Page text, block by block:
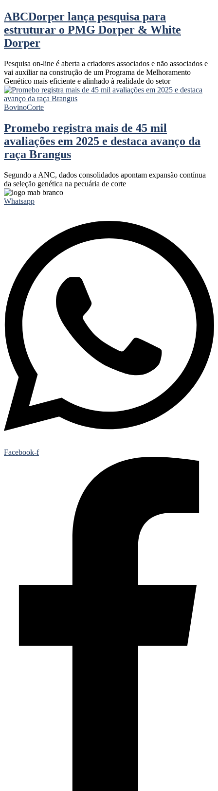
ABCDorper lança pesquisa para
estruturar o PMG Dorper & White
Dorper
Pesquisa on-line é aberta a criadores associados e não associados e
vai auxiliar na construção de um Programa de Melhoramento
Genético mais eficiente e alinhado à realidade do setor
BovinoCorte
Promebo registra mais de 45 mil
avaliações em 2025 e destaca avanço da
raça Brangus
Segundo a ANC, dados consolidados apontam expansão contínua
da seleção genética na pecuária de corte
Whatsapp
Facebook-f